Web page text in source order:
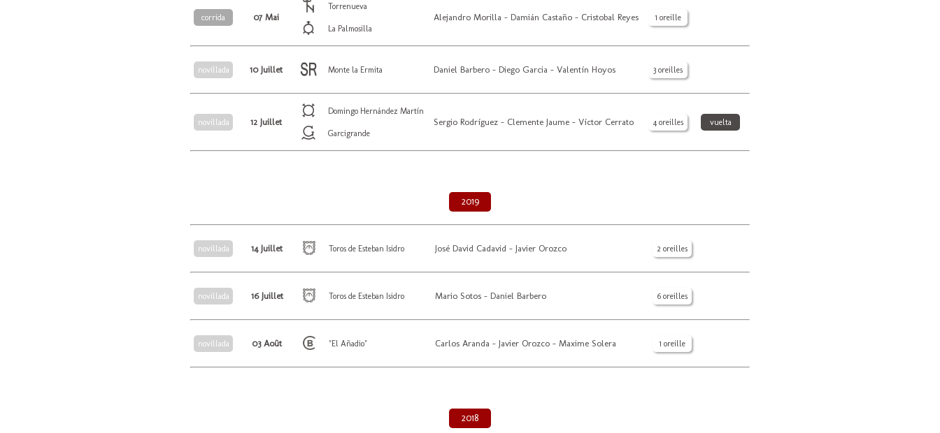
corrida 07 Mai
Torrenueva
La Palmosilla
Alejandro Morilla - Damián Castaño - Cristobal Reyes 1 oreille
novillada 10 Juillet Monte la Ermita Daniel Barbero - Diego Garcia - Valentín Hoyos 3 oreilles
novillada 12 Juillet
Domingo Hernández Martín
Garcigrande
Sergio Rodríguez - Clemente Jaume - Víctor Cerrato 4 oreilles vuelta
2019
novillada 14 Juillet Toros de Esteban Isidro José David Cadavid - Javier Orozco 2 oreilles
novillada 16 Juillet Toros de Esteban Isidro Mario Sotos - Daniel Barbero 6 oreilles
novillada 03 Août "El Añadio" Carlos Aranda - Javier Orozco - Maxime Solera 1 oreille
2018